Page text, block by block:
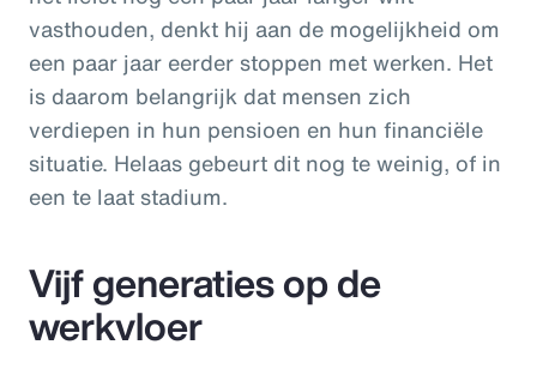
vasthouden, denkt hij aan de mogelijkheid om
een paar jaar eerder stoppen met werken. Het
is daarom belangrijk dat mensen zich
verdiepen in hun pensioen en hun financiële
situatie. Helaas gebeurt dit nog te weinig, of in
een te laat stadium.
Vijf generaties op de
werkvloer